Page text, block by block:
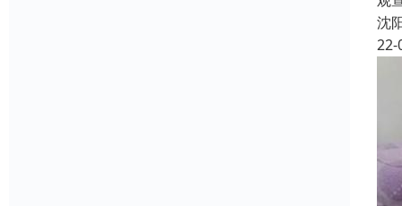
沈
22-